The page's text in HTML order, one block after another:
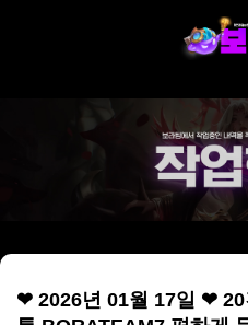
❤ 2026년 01월 17일 ❤